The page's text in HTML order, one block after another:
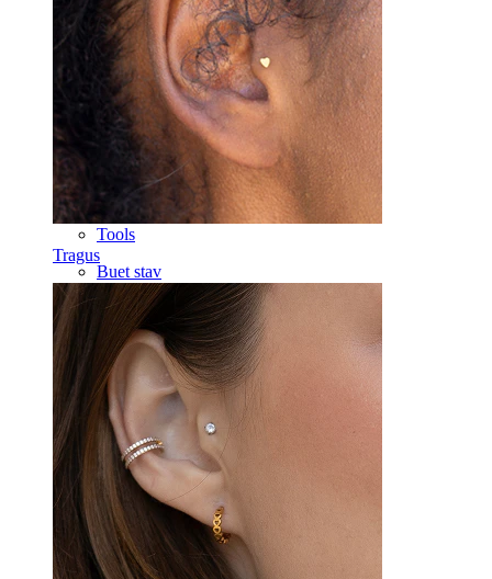
Tragus
Tragus
Lige stav
Rook
Daith
Hestesko
Ring
Tools
Buet stav
Øreflip
Titanium